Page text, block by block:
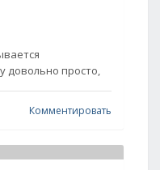
довольно просто,
Комментировать